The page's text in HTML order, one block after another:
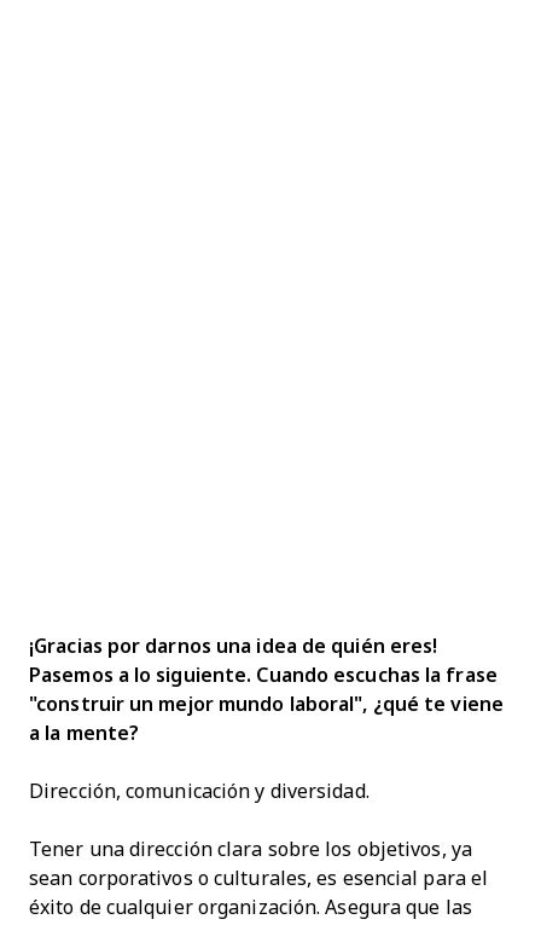
¡Gracias por darnos una idea de quién eres!
Pasemos a lo siguiente. Cuando escuchas la frase
"construir un mejor mundo laboral", ¿qué te viene
a la mente?
Dirección, comunicación y diversidad.
Tener una dirección clara sobre los objetivos, ya
sean corporativos o culturales, es esencial para el
éxito de cualquier organización. Asegura que las